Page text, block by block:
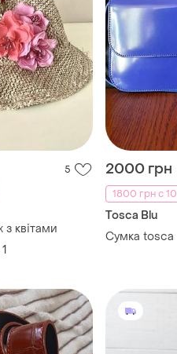
5
Літній капелюх з квітами
1
2000 грн
1800 грн с 10
Tosca Blu
Сумка tosca